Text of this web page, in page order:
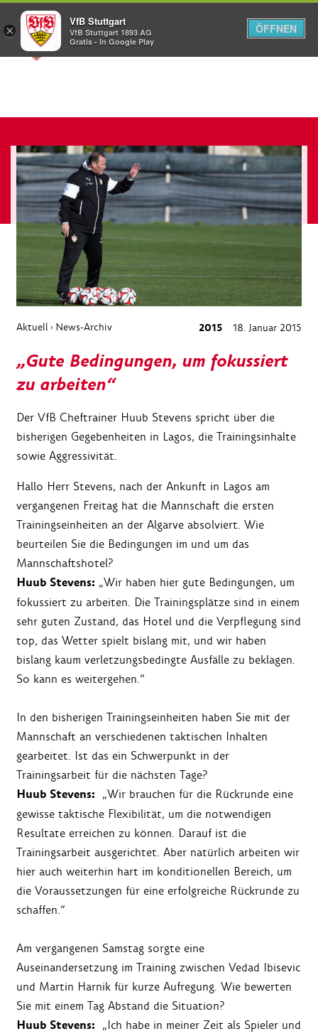
Menü
Aktuell › News-Archiv 2015 18. Januar 2015
„Gute Bedingungen, um fokussiert
zu arbeiten“
Der VfB Cheftrainer Huub Stevens spricht über die
bisherigen Gegebenheiten in Lagos, die Trainingsinhalte
sowie Aggressivität.
Hallo Herr Stevens, nach der Ankunft in Lagos am
vergangenen Freitag hat die Mannschaft die ersten
Trainingseinheiten an der Algarve absolviert. Wie
beurteilen Sie die Bedingungen im und um das
Mannschaftshotel?
Huub Stevens: „Wir haben hier gute Bedingungen, um
fokussiert zu arbeiten. Die Trainingsplätze sind in einem
sehr guten Zustand, das Hotel und die Verpflegung sind
top, das Wetter spielt bislang mit, und wir haben
bislang kaum verletzungsbedingte Ausfälle zu beklagen.
So kann es weitergehen.“
In den bisherigen Trainingseinheiten haben Sie mit der
Mannschaft an verschiedenen taktischen Inhalten
gearbeitet. Ist das ein Schwerpunkt in der
Trainingsarbeit für die nächsten Tage?
Huub Stevens: „Wir brauchen für die Rückrunde eine
gewisse taktische Flexibilität, um die notwendigen
Resultate erreichen zu können. Darauf ist die
Trainingsarbeit ausgerichtet. Aber natürlich arbeiten wir
hier auch weiterhin hart im konditionellen Bereich, um
die Voraussetzungen für eine erfolgreiche Rückrunde zu
schaffen.“
Am vergangenen Samstag sorgte eine
Auseinandersetzung im Training zwischen Vedad Ibisevic
und Martin Harnik für kurze Aufregung. Wie bewerten
Sie mit einem Tag Abstand die Situation?
Huub Stevens: „Ich habe in meiner Zeit als Spieler und
×
VfB Stuttgart
VfB Stuttgart 1893 AG
Gratis - In Google Play
ÖFFNEN